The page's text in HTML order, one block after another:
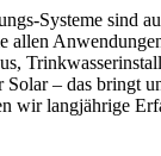
Systeme sind
allen
Solar – das bringt
wir langjährige